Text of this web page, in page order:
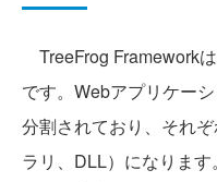
TreeFrog Framework
です。Webアプリケー
分割されており、それ
ラリ、DLL）になりま